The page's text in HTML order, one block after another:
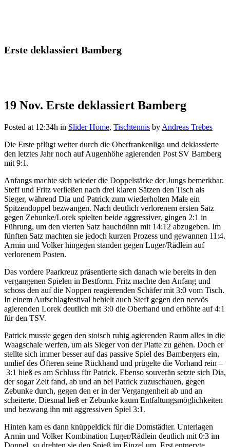
Erste deklassiert Bamberg
19 Nov. Erste deklassiert Bamberg
Posted at 12:34h in Slider Home, Tischtennis by Andreas Trebes
Die Erste pflügt weiter durch die Oberfrankenliga und deklassierte
den letztes Jahr noch auf Augenhöhe agierenden Post SV Bamberg
mit 9:1.
Anfangs machte sich wieder die Doppelstärke der Jungs bemerkbar.
Steff und Fritz verließen nach drei klaren Sätzen den Tisch als
Sieger, während Dia und Patrick zum wiederholten Male ein
Spitzendoppel bezwangen. Nach deutlich verlorenem ersten Satz
gegen Zebunke/Lorek spielten beide aggressiver, gingen 2:1 in
Führung, um den vierten Satz hauchdünn mit 14:12 abzugeben. Im
fünften Satz machten sie jedoch kurzen Prozess und gewannen 11:4.
Armin und Volker hingegen standen gegen Luger/Rädlein auf
verlorenem Posten.
Das vordere Paarkreuz präsentierte sich danach wie bereits in den
vergangenen Spielen in Bestform. Fritz machte den Anfang und
schoss den auf die Noppen reagierenden Schäfer mit 3:0 vom Tisch.
In einem Aufschlagfestival behielt auch Steff gegen den nervös
agierenden Lorek deutlich mit 3:0 die Oberhand und erhöhte auf 4:1
für den TSV.
Patrick musste gegen den stoisch ruhig agierenden Raum alles in die
Waagschale werfen, um als Sieger von der Platte zu gehen. Doch er
stellte sich immer besser auf das passive Spiel des Bambergers ein,
umlief des Öfteren seine Rückhand und prügelte die Vorhand rein –
3:1 hieß es am Schluss für Patrick. Ebenso souverän setzte sich Dia,
der sogar Zeit fand, ab und an bei Patrick zuzuschauen, gegen
Zebunke durch, gegen den er in der Vergangenheit ab und an
scheiterte. Diesmal ließ er Zebunke kaum Entfaltungsmöglichkeiten
und bezwang ihn mit aggressiven Spiel 3:1.
Hinten kam es dann knüppeldick für die Domstädter. Unterlagen
Armin und Volker Kombination Luger/Rädlein deutlich mit 0:3 im
Doppel, so drehten sie den Spieß im Einzel um. Erst entnervte